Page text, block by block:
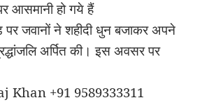
आसमानी हो गये हैं
पर जवानों ने शहीदी धुन बजाकर अपने
अर्पित की। इस अवसर पर
Khan +91 9589333311